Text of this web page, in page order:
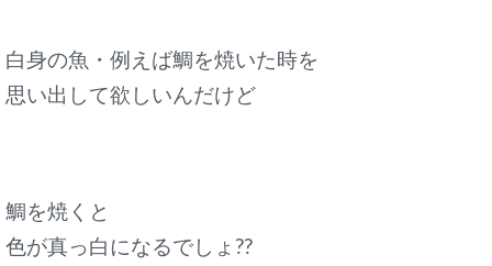
白身の魚・例えば鯛を焼いた時を
思い出して欲しいんだけど
鯛を焼くと
色が真っ白になるでしょ??